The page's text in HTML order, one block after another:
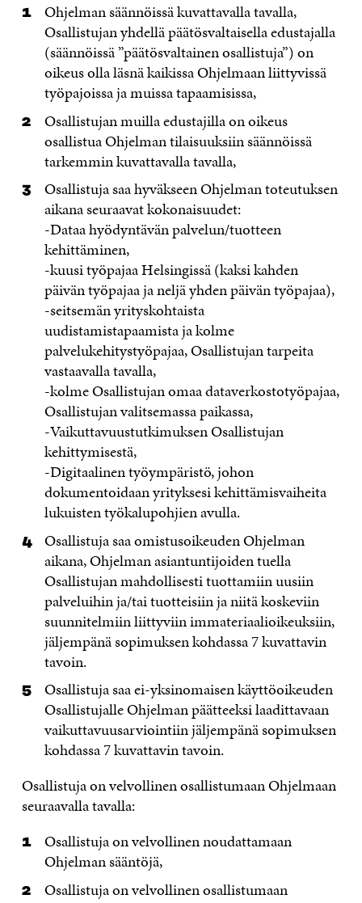
Ohjelman säännöissä kuvattavalla tavalla,
Osallistujan yhdellä päätösvaltaisella edustajalla
(säännöissä ”päätösvaltainen osallistuja”) on
oikeus olla läsnä kaikissa Ohjelmaan liittyvissä
työpajoissa ja muissa tapaamisissa,
Osallistujan muilla edustajilla on oikeus
osallistua Ohjelman tilaisuuksiin säännöissä
tarkemmin kuvattavalla tavalla,
Osallistuja saa hyväkseen Ohjelman toteutuksen
aikana seuraavat kokonaisuudet:
-Dataa hyödyntävän palvelun/tuotteen
kehittäminen,
-kuusi työpajaa Helsingissä (kaksi kahden
päivän työpajaa ja neljä yhden päivän työpajaa),
-seitsemän yrityskohtaista
uudistamistapaamista ja kolme
palvelukehitystyöpajaa, Osallistujan tarpeita
vastaavalla tavalla,
-kolme Osallistujan omaa dataverkostotyöpajaa,
Osallistujan valitsemassa paikassa,
-Vaikuttavuustutkimuksen Osallistujan
kehittymisestä,
-Digitaalinen työympäristö, johon
dokumentoidaan yrityksesi kehittämisvaiheita
lukuisten työkalupohjien avulla.
Osallistuja saa omistusoikeuden Ohjelman
aikana, Ohjelman asiantuntijoiden tuella
Osallistujan mahdollisesti tuottamiin uusiin
palveluihin ja/tai tuotteisiin ja niitä koskeviin
suunnitelmiin liittyviin immateriaalioikeuksiin,
jäljempänä sopimuksen kohdassa 7 kuvattavin
tavoin.
Osallistuja saa ei-yksinomaisen käyttöoikeuden
Osallistujalle Ohjelman päätteeksi laadittavaan
vaikuttavuusarviointiin jäljempänä sopimuksen
kohdassa 7 kuvattavin tavoin.
Osallistuja on velvollinen osallistumaan Ohjelmaan
seuraavalla tavalla:
Osallistuja on velvollinen noudattamaan
Ohjelman sääntöjä,
Osallistuja on velvollinen osallistumaan